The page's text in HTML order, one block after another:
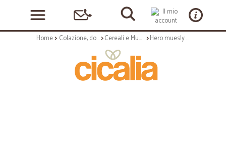
Home Colazione, dolciumi e snack Cereali e Muesli Hero muesly energia nocciola - gr.150